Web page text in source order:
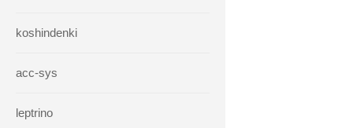
koshindenki
acc-sys
leptrino